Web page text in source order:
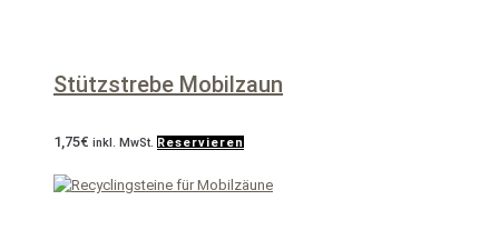
Stützstrebe Mobilzaun
1,75€ inkl. MwSt. Reservieren